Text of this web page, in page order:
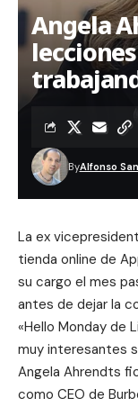
Angela
ByAlfonso
La ex
tienda online de
su cargo el mes
antes de dejar la
«Hello Monday de
muy interesantes
Angela Ahrendts
como CEO de